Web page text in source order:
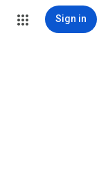
Sign in